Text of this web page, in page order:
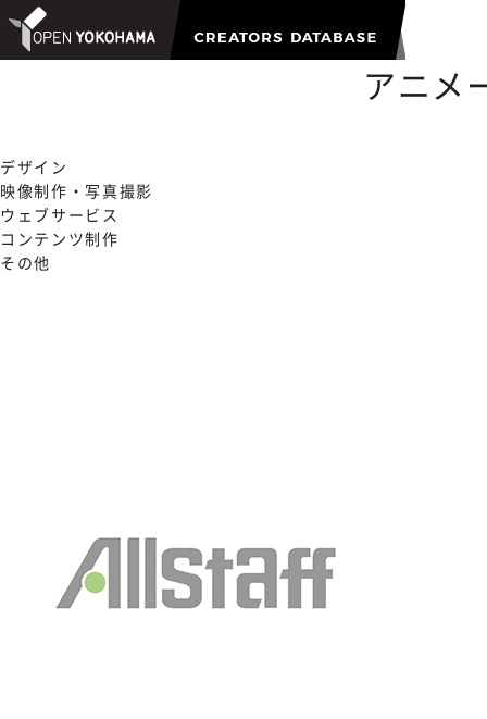
アニメ
デザイン
映像制作・写真撮影
ウェブサービス
コンテンツ制作
その他